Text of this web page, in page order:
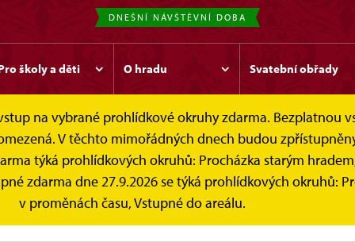
DNEŠNÍ NÁVŠTĚVNÍ DOBA
školy a děti O hradu Svatební obřady
na vybrané prohlídkové okruhy zdarma. Bezplatnou
V těchto mimořádných dnech budou
týká prohlídkových okruhů: Procházka starým
zdarma dne 27.9.2026 se týká prohlídkových okruhů:
v proměnách času, Vstupné do areálu.